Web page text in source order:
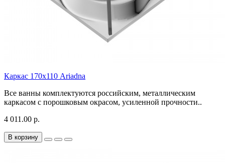
Каркас 170х110 Ariadna
Все ванны комплектуются российским, металлическим
каркасом с порошковым окрасом, усиленной прочности..
4 011.00 р.
В корзину